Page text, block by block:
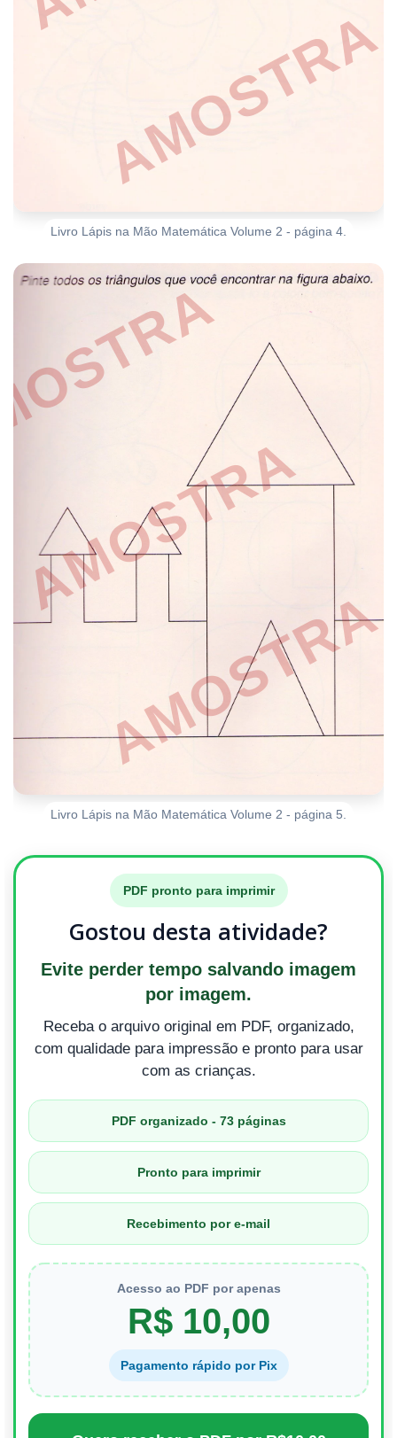
Livro Lápis na Mão Matemática Volume 2 - página 4.
Livro Lápis na Mão Matemática Volume 2 - página 5.
PDF pronto para imprimir
Gostou desta atividade?
Evite perder tempo salvando imagem
por imagem.
Receba o arquivo original em PDF, organizado,
com qualidade para impressão e pronto para usar
com as crianças.
PDF organizado - 73 páginas
Pronto para imprimir
Recebimento por e-mail
Acesso ao PDF por apenas
R$ 10,00
Pagamento rápido por Pix